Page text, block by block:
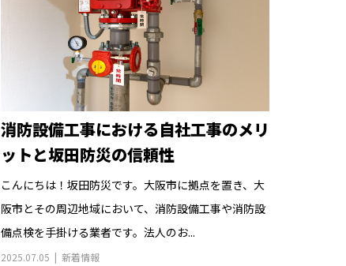
消防設備工事における自社工事のメリ
ットと坂田防災の信頼性
こんにちは！坂田防災です。大阪市に拠点を置き、大
阪市とその周辺地域において、消防設備工事や消防設
備点検を手掛ける業者です。法人のお...
2025.07.05 新着情報